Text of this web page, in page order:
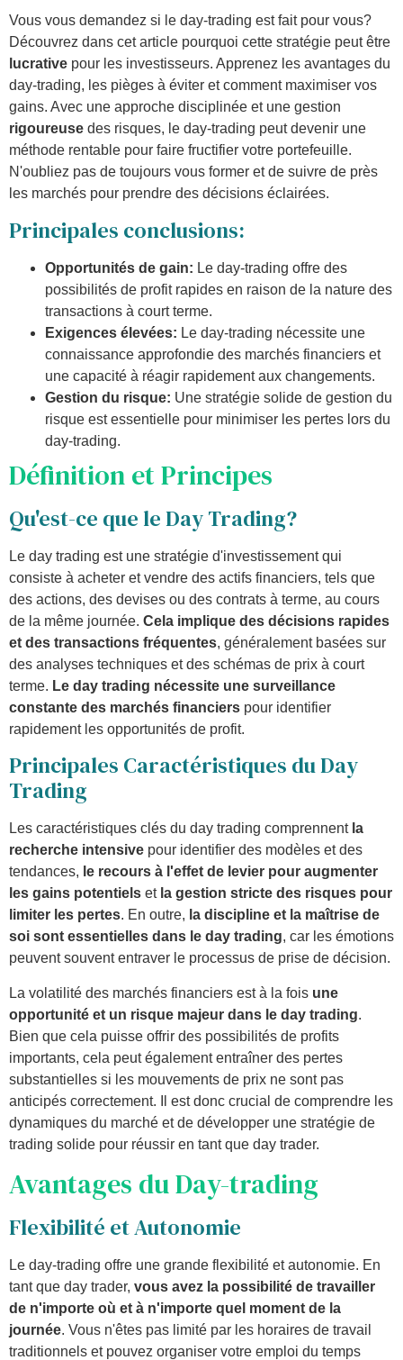
Vous vous demandez si le day-trading est fait pour vous?
Découvrez dans cet article pourquoi cette stratégie peut être
lucrative pour les investisseurs. Apprenez les avantages du
day-trading, les pièges à éviter et comment maximiser vos
gains. Avec une approche disciplinée et une gestion
rigoureuse des risques, le day-trading peut devenir une
méthode rentable pour faire fructifier votre portefeuille.
N'oubliez pas de toujours vous former et de suivre de près
les marchés pour prendre des décisions éclairées.
Principales conclusions:
Opportunités de gain: Le day-trading offre des
possibilités de profit rapides en raison de la nature des
transactions à court terme.
Exigences élevées: Le day-trading nécessite une
connaissance approfondie des marchés financiers et
une capacité à réagir rapidement aux changements.
Gestion du risque: Une stratégie solide de gestion du
risque est essentielle pour minimiser les pertes lors du
day-trading.
Définition et Principes
Qu'est-ce que le Day Trading?
Le day trading est une stratégie d'investissement qui
consiste à acheter et vendre des actifs financiers, tels que
des actions, des devises ou des contrats à terme, au cours
de la même journée. Cela implique des décisions rapides
et des transactions fréquentes, généralement basées sur
des analyses techniques et des schémas de prix à court
terme. Le day trading nécessite une surveillance
constante des marchés financiers pour identifier
rapidement les opportunités de profit.
Principales Caractéristiques du Day
Trading
Les caractéristiques clés du day trading comprennent la
recherche intensive pour identifier des modèles et des
tendances, le recours à l'effet de levier pour augmenter
les gains potentiels et la gestion stricte des risques pour
limiter les pertes. En outre, la discipline et la maîtrise de
soi sont essentielles dans le day trading, car les émotions
peuvent souvent entraver le processus de prise de décision.
La volatilité des marchés financiers est à la fois une
opportunité et un risque majeur dans le day trading.
Bien que cela puisse offrir des possibilités de profits
importants, cela peut également entraîner des pertes
substantielles si les mouvements de prix ne sont pas
anticipés correctement. Il est donc crucial de comprendre les
dynamiques du marché et de développer une stratégie de
trading solide pour réussir en tant que day trader.
Avantages du Day-trading
Flexibilité et Autonomie
Le day-trading offre une grande flexibilité et autonomie. En
tant que day trader, vous avez la possibilité de travailler
de n'importe où et à n'importe quel moment de la
journée. Vous n'êtes pas limité par les horaires de travail
traditionnels et pouvez organiser votre emploi du temps